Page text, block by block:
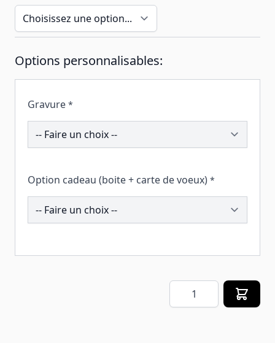
Options personnalisables:
Gravure *
193949
Option cadeau (boite + carte de voeux) *
258496
Quantité